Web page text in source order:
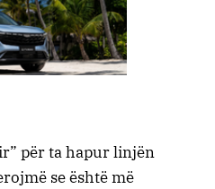
për ta hapur linjën
se është më